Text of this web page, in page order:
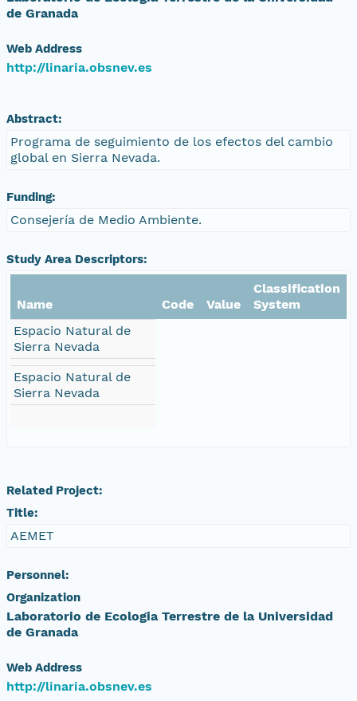
de Granada
Web Address
http://linaria.obsnev.es
Abstract:
Programa de seguimiento de los efectos del cambio
global en Sierra Nevada.
Funding:
Consejería de Medio Ambiente.
Study Area Descriptors:
Name Code Value
Classification
System
Espacio Natural de
Sierra Nevada
Espacio Natural de
Sierra Nevada
Related Project:
Title:
AEMET
Personnel:
Organization
Laboratorio de Ecologia Terrestre de la Universidad
de Granada
Web Address
http://linaria.obsnev.es